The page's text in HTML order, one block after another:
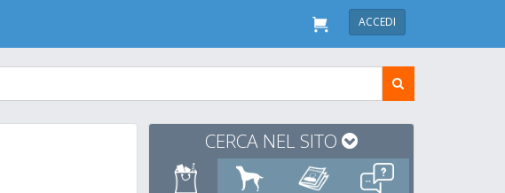
ACCEDI
CERCA NEL SITO